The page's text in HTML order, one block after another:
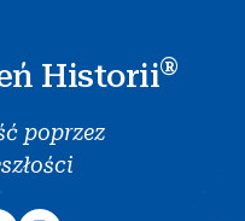
Historii®
poprzez